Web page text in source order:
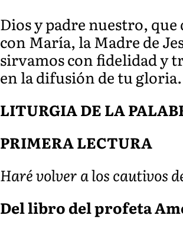
Dios y padre nuestro,
con María, la Madre de
sirvamos con fidelidad y
en la difusión de tu
LITURGIA DE LA
PRIMERA LECTURA
Haré volver a los cautivos
Del libro del profeta